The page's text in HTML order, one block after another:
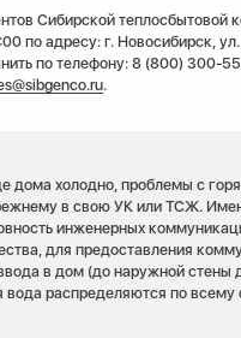
Сибирской теплосбытовой
по адресу: г. Новосибирск,
по телефону: 8 (800) 300-
.
дома холодно, проблемы с
в свою УК или ТСЖ.
инженерных
для предоставления
в дом (до наружной
вода распределяются по